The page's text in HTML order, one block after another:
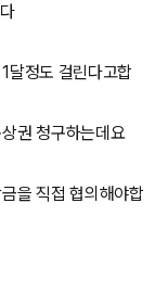
달정도 걸린다고합
권 청구하는데요
을 직접 협의해야합